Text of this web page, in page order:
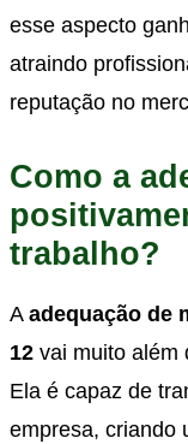
esse aspecto
atraindo
reputação no
Como a
trabalho?
A adequação de
12 vai muito além
Ela é capaz de
empresa, criando